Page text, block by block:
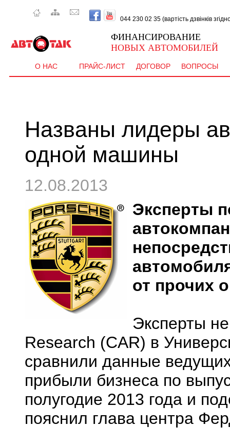
044 230 02 35 (вартість дзвінків
ФИНАНСИРОВАНИЕ
НОВЫХ АВТОМОБИЛЕЙ
О НАС ПРАЙС-ЛИСТ ДОГОВОР ВОПРОСЫ
Названы лидеры
одной машины
12.08.2013
Эксперты
от прочих
Эксперты
Research (CAR) в
сравнили данные
прибыли бизнеса по
полугодие 2013 года и
пояснил глава центра